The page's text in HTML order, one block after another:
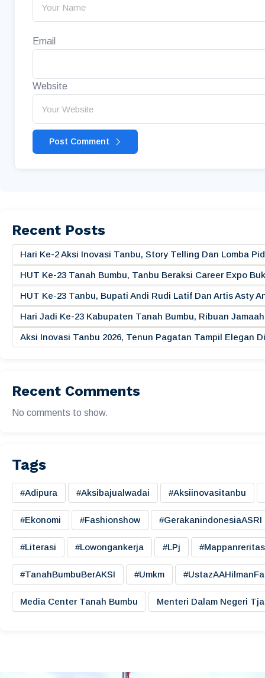
Email
Website
Post Comment
Recent Posts
Hari Ke-2 Aksi Inovasi Tanbu, Story Telling Dan Lomba
HUT Ke-23 Tanah Bumbu, Tanbu Beraksi Career Expo
HUT Ke-23 Tanbu, Bupati Andi Rudi Latif Dan Artis Asty
Hari Jadi Ke-23 Kabupaten Tanah Bumbu, Ribuan
Aksi Inovasi Tanbu 2026, Tenun Pagatan Tampil Elegan
Recent Comments
No comments to show.
Tags
#adipura #aksibajualwadai #aksiinovasitanbu
#ekonomi #fashionshow #gerakanindonesiaASRI
#literasi #lowongankerja #LPj
#TanahBumbuBerAKSI #umkm
Media Center Tanah Bumbu Menteri Dalam Negeri